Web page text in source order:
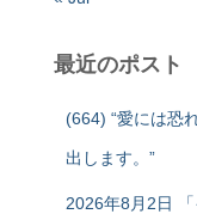
最近のポスト
(664) “愛には恐
出します。”
2026年8月2日 「